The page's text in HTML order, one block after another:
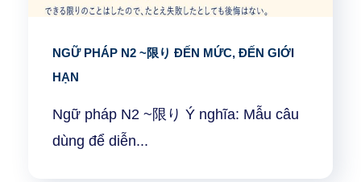
NGỮ PHÁP N2 ~限り ĐẾN MỨC, ĐẾN GIỚI
HẠN
Ngữ pháp N2 ~限り Ý nghĩa: Mẫu câu
dùng để diễn...